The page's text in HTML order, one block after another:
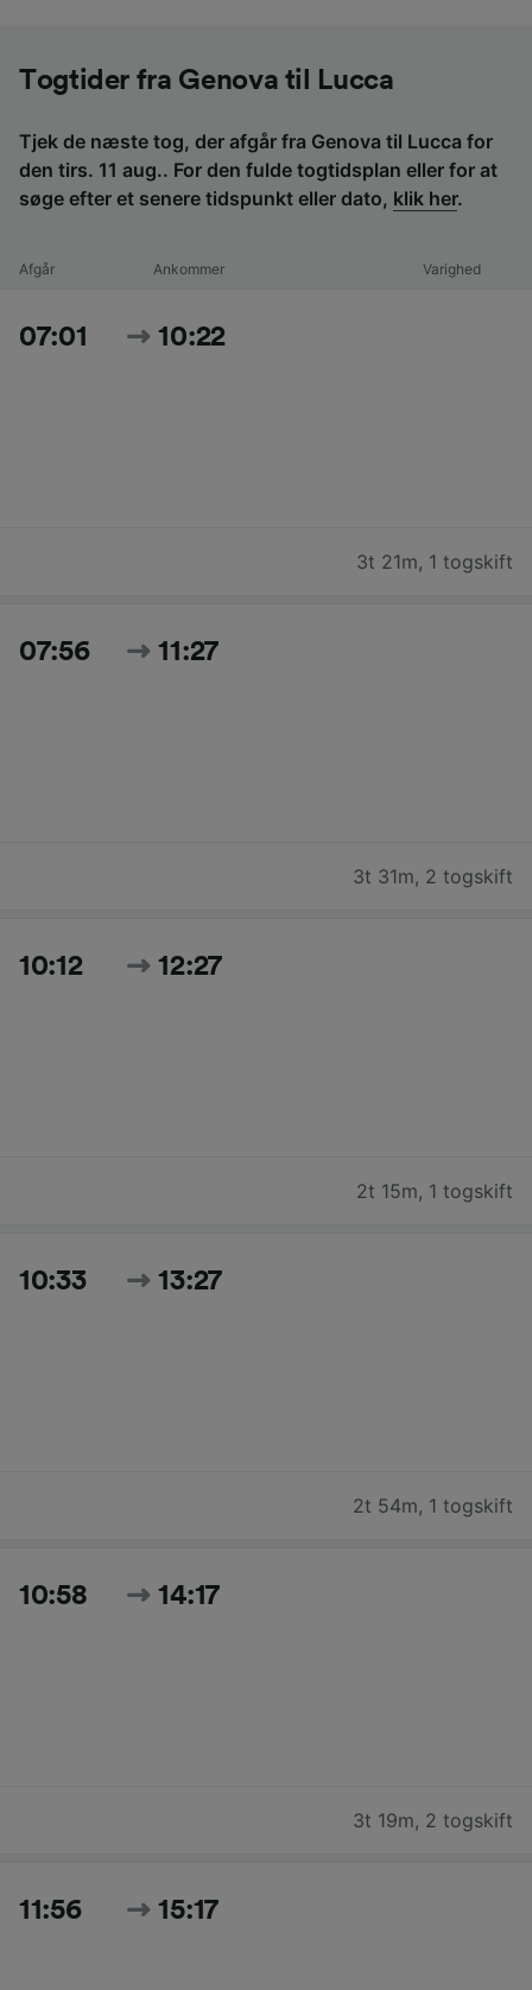
Togtider fra Genova til Lucca
Tjek de næste tog, der afgår fra Genova til Lucca for
den tirs. 11 aug.. For den fulde togtidsplan eller for at
søge efter et senere tidspunkt eller dato, klik her.
Afgår Ankommer Varighed
07:01 10:22
3t 21m, 1 togskift
07:56 11:27
3t 31m, 2 togskift
10:12 12:27
2t 15m, 1 togskift
10:33 13:27
2t 54m, 1 togskift
10:58 14:17
3t 19m, 2 togskift
11:56 15:17